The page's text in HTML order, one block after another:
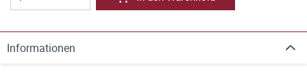
Informationen